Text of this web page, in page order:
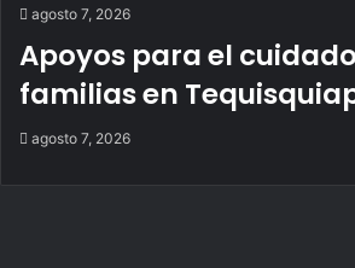
agosto 7, 2026
Apoyos para el
familias en
agosto 7, 2026